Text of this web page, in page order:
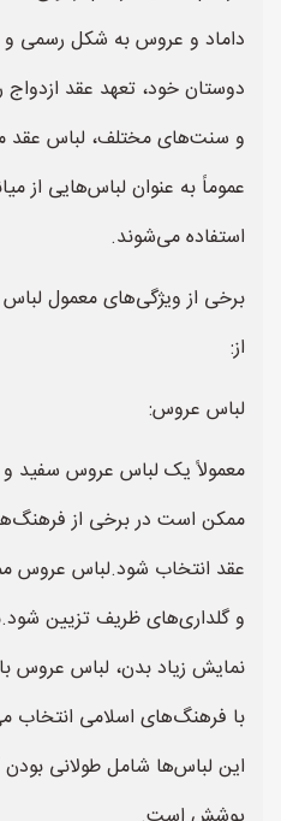
داماد و عروس به شکل رسمی و
دوستان خود، تعهد عقد
و سنت‌های مختلف، لباس عقد
عموماً به عنوان لباس‌هایی از
استفاده می‌شوند.
برخی از ویژگی‌های معمول
از:
لباس عروس:
معمولاً یک لباس عروس سفید و
ممکن است در برخی از
عقد انتخاب شود.لباس عروس
و گلداری‌های ظریف تزیین
نمایش زیاد بدن، لباس عروس
با فرهنگ‌های اسلامی انتخاب
این لباس‌ها شامل طولانی